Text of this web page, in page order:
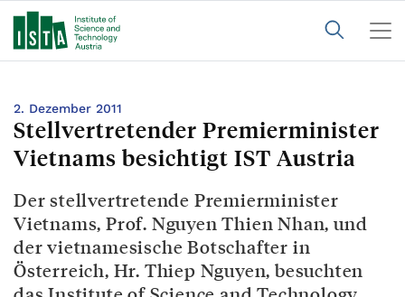
2. Dezember 2011
Stellvertretender Premierminister
Vietnams besichtigt IST Austria
Der stellvertretende Premierminister
Vietnams, Prof. Nguyen Thien Nhan, und
der vietnamesische Botschafter in
Österreich, Hr. Thiep Nguyen, besuchten